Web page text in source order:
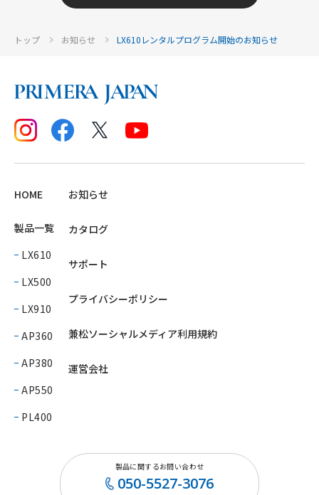
トップ お知らせ LX610レンタルプログラム開始のお知らせ
HOME
製品一覧
LX610
LX500
LX910
AP360
AP380
AP550
PL400
お知らせ
カタログ
サポート
プライバシーポリシー
兼松ソーシャルメディア利用規約
運営会社
製品に関するお問い合わせ
050-5527-3076